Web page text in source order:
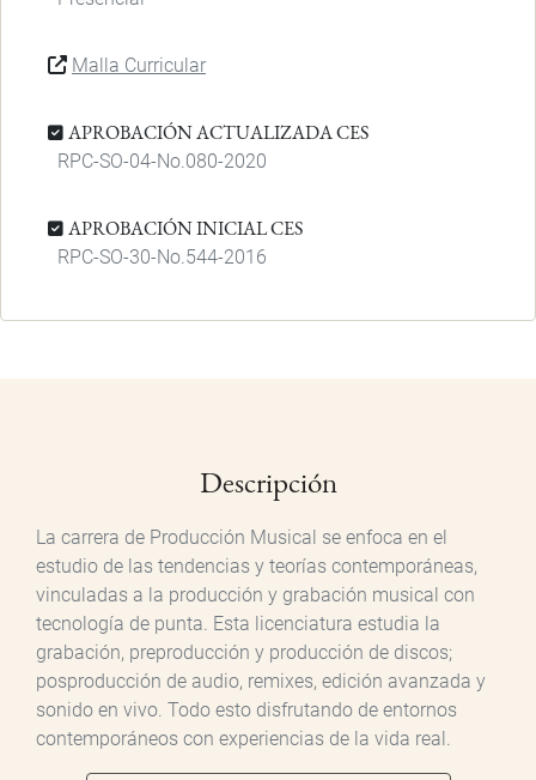
Malla Curricular
APROBACIÓN ACTUALIZADA CES
RPC-SO-04-No.080-2020
APROBACIÓN INICIAL CES
RPC-SO-30-No.544-2016
Descripción
La carrera de Producción Musical se enfoca en el
estudio de las tendencias y teorías contemporáneas,
vinculadas a la producción y grabación musical con
tecnología de punta. Esta licenciatura estudia la
grabación, preproducción y producción de discos;
posproducción de audio, remixes, edición avanzada y
sonido en vivo. Todo esto disfrutando de entornos
contemporáneos con experiencias de la vida real.